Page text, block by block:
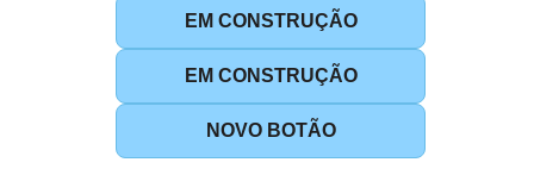
EM CONSTRUÇÃO
EM CONSTRUÇÃO
NOVO BOTÃO